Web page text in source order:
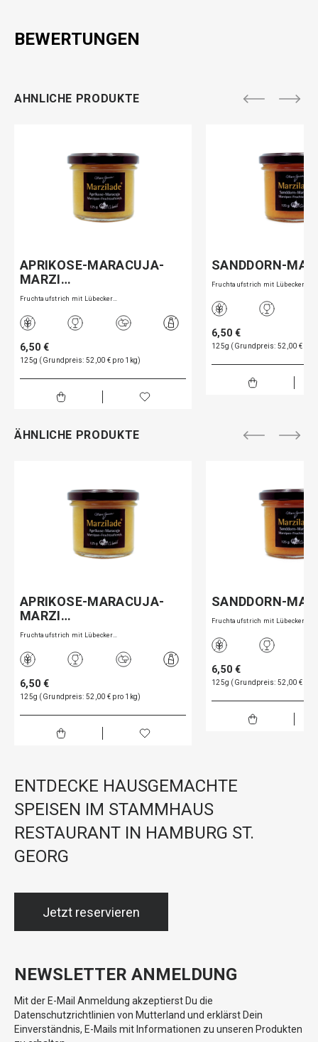
BEWERTUNGEN
AHNLICHE PRODUKTE
APRIKOSE-MARACUJA-
MARZI…
Fruchtaufstrich mit Lübecker…
6,50 €
125g (Grundpreis: 52,00 € pro 1kg)
SANDDORN-
Fruchtaufstrich mit Lübecker…
6,50 €
125g (Grundpreis: 52,00 € pro
ÄHNLICHE PRODUKTE
APRIKOSE-MARACUJA-
MARZI…
Fruchtaufstrich mit Lübecker…
6,50 €
125g (Grundpreis: 52,00 € pro 1kg)
SANDDORN-
Fruchtaufstrich mit Lübecker…
6,50 €
125g (Grundpreis: 52,00 € pro
ENTDECKE HAUSGEMACHTE
SPEISEN IM STAMMHAUS
RESTAURANT IN HAMBURG ST.
GEORG
Jetzt reservieren
NEWSLETTER ANMELDUNG
Mit der E-Mail Anmeldung akzeptierst Du die
Datenschutzrichtlinien von Mutterland und erklärst Dein
Einverständnis, E-Mails mit Informationen zu unseren Produkten